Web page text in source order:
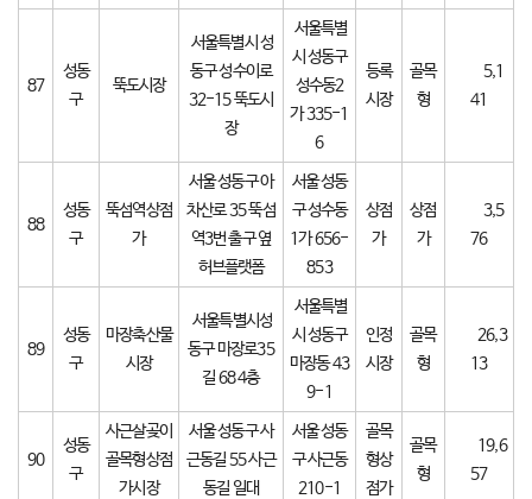
87
성동
구
뚝도시장
서울특별시 성
동구 성수이로
32-15 뚝도시
장
서울특별
시 성동구
성수동2
가 335-1
6
등록
시장
골목
형
5,1
41
88
성동
구
뚝섬역상점
가
서울 성동구 아
차산로 35 뚝섬
역3번 출구 옆
허브플랫폼
서울 성동
구 성수동
1가 656-
853
상점
가
상점
가
3,5
76
89
성동
구
마장축산물
시장
서울특별시성
동구 마장로35
길 68 4층
서울특별
시 성동구
마장동 43
9-1
인정
시장
골목
형
26,3
13
90
성동
구
사근살곶이
골목형상점
가시장
서울 성동구 사
근동길 55 사근
동길 일대
서울 성동
구 사근동
210-1
골목
형상
점가
골목
형
19,6
57